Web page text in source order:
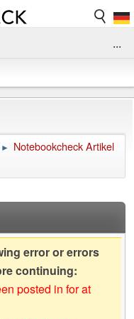
...
► Notebookcheck Artikel
error or errors
continuing:
posted in for at